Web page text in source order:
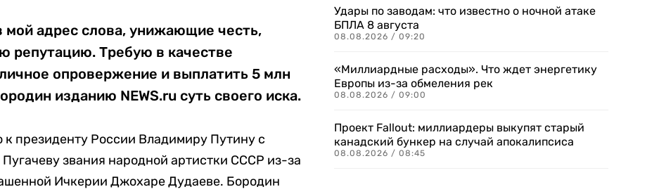
мой адрес слова, унижающие честь,
репутацию. Требую в качестве
опровержение и выплатить 5 млн
изданию NEWS.ru суть своего иска.
к президенту России Владимиру Путину с
звания народной артистки СССР из-за
Ичкерии Джохаре Дудаеве. Бородин
Удары по заводам: что известно о ночной атаке
БПЛА 8 августа
08.08.2026 / 09:20
«Миллиардные расходы». Что ждет энергетику
Европы из-за обмеления рек
08.08.2026 / 09:00
Проект Fallout: миллиардеры выкупят старый
канадский бункер на случай апокалипсиса
08.08.2026 / 08:45